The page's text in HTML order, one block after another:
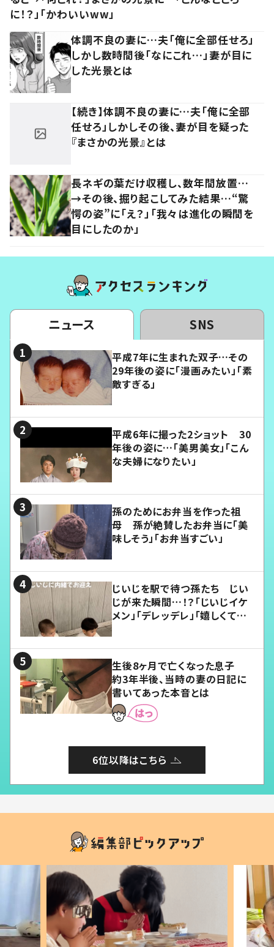
に！？」「かわいいww」
体調不良の妻に…夫「俺に全部任せろ」
しかし数時間後「なにこれ…」妻が目に
した光景とは
【続き】体調不良の妻に…夫「俺に全部
任せろ」しかしその後、妻が目を疑った
『まさかの光景』とは
長ネギの葉だけ収穫し、数年間放置…
→その後、掘り起こしてみた結果…“驚
愕の姿”に「え？」「我々は進化の瞬間を
目にしたのか」
ニュース SNS
平成7年に生まれた双子…その
29年後の姿に「漫画みたい」「素
敵すぎる」
平成6年に撮った2ショット 30
年後の姿に…「美男美女」「こん
な夫婦になりたい」
孫のためにお弁当を作った祖
母 孫が絶賛したお弁当に「美
味しそう」「お弁当すごい」
じいじを駅で待つ孫たち じい
じが来た瞬間…！？「じいじイケ
メン」「デレッデレ」「嬉しくて可
生後8ヶ月で亡くなった息子
約3年半後、当時の妻の日記に
書いてあった本音とは
6位以降はこちら